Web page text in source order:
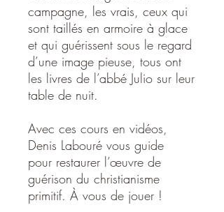
campagne, les vrais, ceux qui
sont taillés en armoire à glace
et qui guérissent sous le regard
d’une image pieuse, tous ont
les livres de l’abbé Julio sur leur
table de nuit.
Avec ces cours en vidéos,
Denis Labouré vous guide
pour restaurer l’œuvre de
guérison du christianisme
primitif. À vous de jouer !